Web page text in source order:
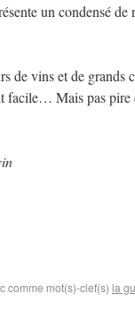
un condensé
de vins et de grands
Mais pas pire
comme mot(s)-clef(s) la